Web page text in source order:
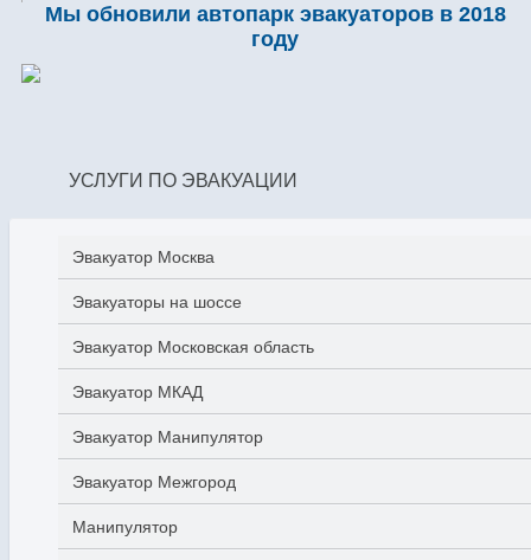
Мы обновили автопарк эвакуаторов в 2018
году
УСЛУГИ ПО ЭВАКУАЦИИ
Эвакуатор Москва
Эвакуаторы на шоссе
Эвакуатор Московская область
Эвакуатор МКАД
Эвакуатор Манипулятор
Эвакуатор Межгород
Манипулятор